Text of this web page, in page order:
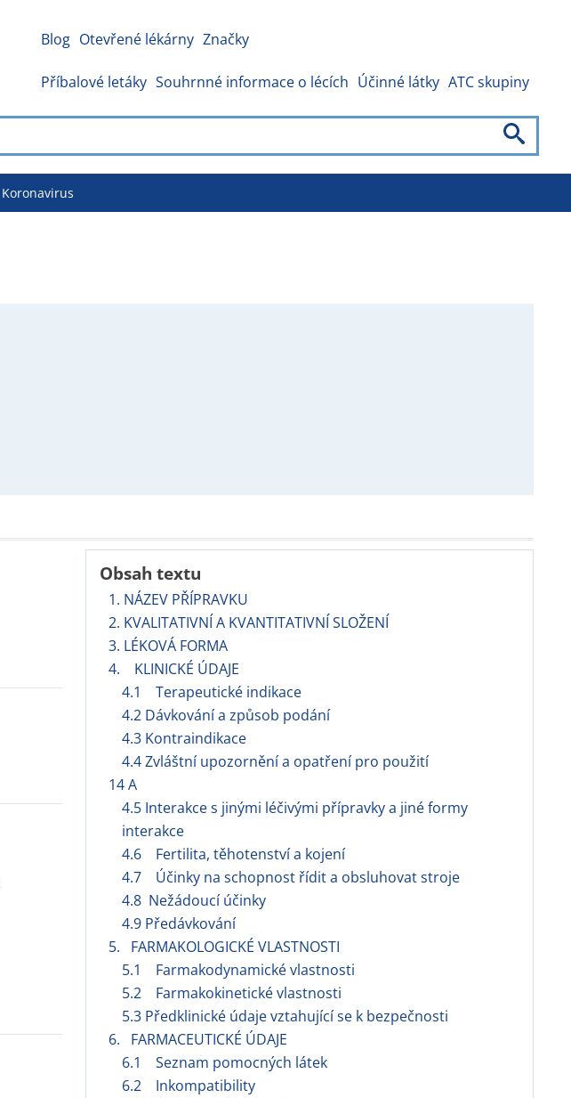
Blog Otevřené lékárny Značky
Příbalové letáky Souhrnné informace o lécích Účinné látky ATC skupiny
Koronavirus
Obsah textu
1. NÁZEV PŘÍPRAVKU
2. KVALITATIVNÍ A KVANTITATIVNÍ SLOŽENÍ
3. LÉKOVÁ FORMA
4. KLINICKÉ ÚDAJE
4.1 Terapeutické indikace
4.2 Dávkování a způsob podání
4.3 Kontraindikace
4.4 Zvláštní upozornění a opatření pro použití
14 A
4.5 Interakce s jinými léčivými přípravky a jiné formy
interakce
4.6 Fertilita, těhotenství a kojení
4.7 Účinky na schopnost řídit a obsluhovat stroje
4.8 Nežádoucí účinky
4.9 Předávkování
5. FARMAKOLOGICKÉ VLASTNOSTI
5.1 Farmakodynamické vlastnosti
5.2 Farmakokinetické vlastnosti
5.3 Předklinické údaje vztahující se k bezpečnosti
6. FARMACEUTICKÉ ÚDAJE
6.1 Seznam pomocných látek
6.2 Inkompatibility